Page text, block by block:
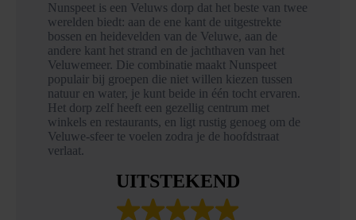
Nunspeet is een Veluws dorp dat het beste van twee
werelden biedt: aan de ene kant de uitgestrekte
bossen en heidevelden van de Veluwe, aan de
andere kant het strand en de jachthaven van het
Veluwemeer. Die combinatie maakt Nunspeet
populair bij groepen die niet willen kiezen tussen
natuur en water, je kunt beide in één tocht ervaren.
Het dorp zelf heeft een gezellig centrum met
winkels en restaurants, en ligt rustig genoeg om de
Veluwe-sfeer te voelen zodra je de hoofdstraat
verlaat.
UITSTEKEND